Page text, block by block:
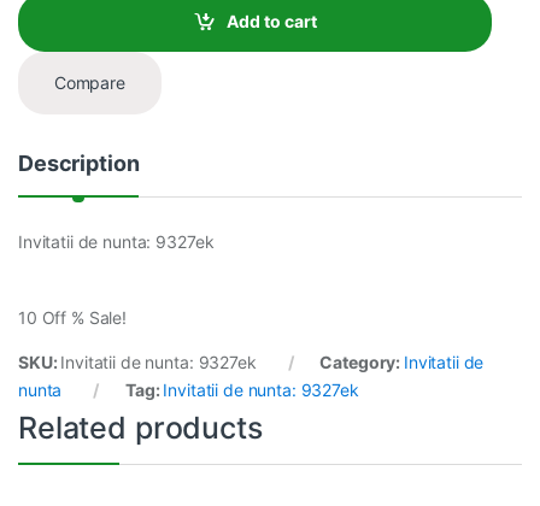
t
i
Add to cart
Compare
Description
Invitatii de nunta: 9327ek
10 Off % Sale!
SKU: Invitatii de nunta: 9327ek Category: Invitatii de
nunta
Tag: Invitatii de nunta: 9327ek
Related products